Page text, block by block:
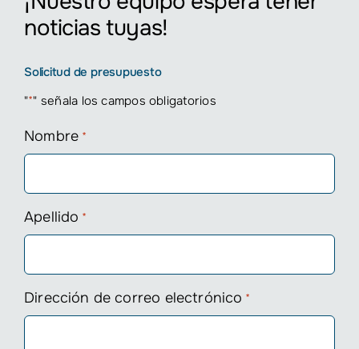
noticias tuyas!
Solicitud de presupuesto
"*" señala los campos obligatorios
Nombre *
Apellido *
Dirección de correo electrónico *